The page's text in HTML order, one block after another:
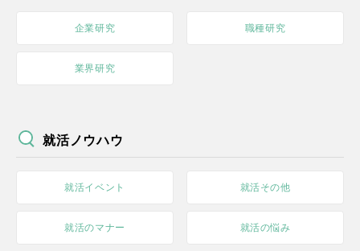
企業研究 職種研究
業界研究
就活ノウハウ
就活イベント 就活その他
就活のマナー 就活の悩み